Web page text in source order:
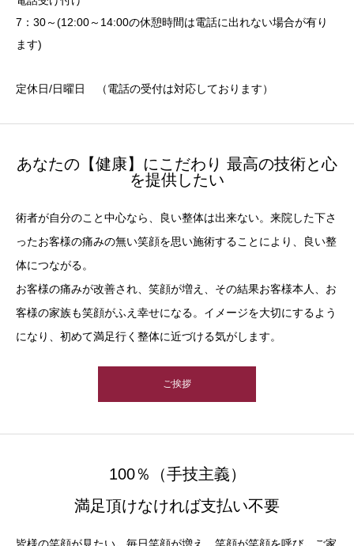
7：30～(12:00～14:00の休憩時間は電話に出れない場合が有り
ます)
定休日/日曜日 （電話の受付は対応しております）
あなたの【健康】にこだわり 最高の技術と心
を提供したい
術者が自分のこと中心なら、良い整体は出来ない。来院した下さ
ったお客様の痛みの無い笑顔を思い施術することにより、良い整
体につながる。
お客様の痛みが改善され、笑顔が増え、その結果お客様本人、お
客様の家族も笑顔がふえ幸せになる。イメージを大切にするよう
になり、初めて満足行く整体に近づける気がします。
ご挨拶
100％（手技主義）
満足頂けなければ支払い不要